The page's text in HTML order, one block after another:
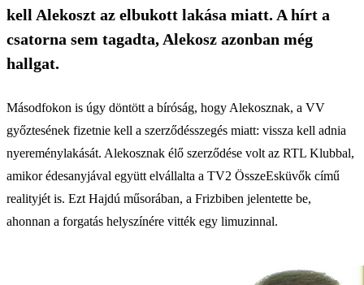
kell Alekoszt az elbukott lakása miatt. A hírt a
csatorna sem tagadta, Alekosz azonban még
hallgat.
Másodfokon is úgy döntött a bíróság, hogy Alekosznak, a VV
győztesének fizetnie kell a szerződésszegés miatt: vissza kell adnia
nyereménylakását. Alekosznak élő szerződése volt az RTL Klubbal,
amikor édesanyjával együtt elvállalta a TV2 ÖsszeEsküvők című
realityjét is. Ezt Hajdú műsorában, a Frizbiben jelentette be,
ahonnan a forgatás helyszínére vitték egy limuzinnal.